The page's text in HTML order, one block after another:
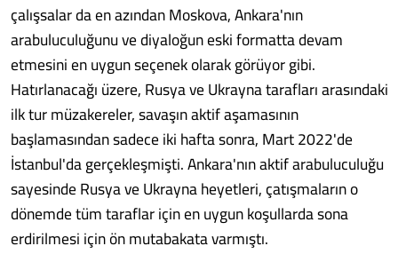
çalışsalar da en azından Moskova, Ankara'nın
arabuluculuğunu ve diyaloğun eski formatta devam
etmesini en uygun seçenek olarak görüyor gibi.
Hatırlanacağı üzere, Rusya ve Ukrayna tarafları arasındaki
ilk tur müzakereler, savaşın aktif aşamasının
başlamasından sadece iki hafta sonra, Mart 2022'de
İstanbul'da gerçekleşmişti. Ankara'nın aktif arabuluculuğu
sayesinde Rusya ve Ukrayna heyetleri, çatışmaların o
dönemde tüm taraflar için en uygun koşullarda sona
erdirilmesi için ön mutabakata varmıştı.